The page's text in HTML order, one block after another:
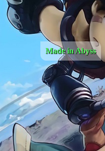
Made in Abyss